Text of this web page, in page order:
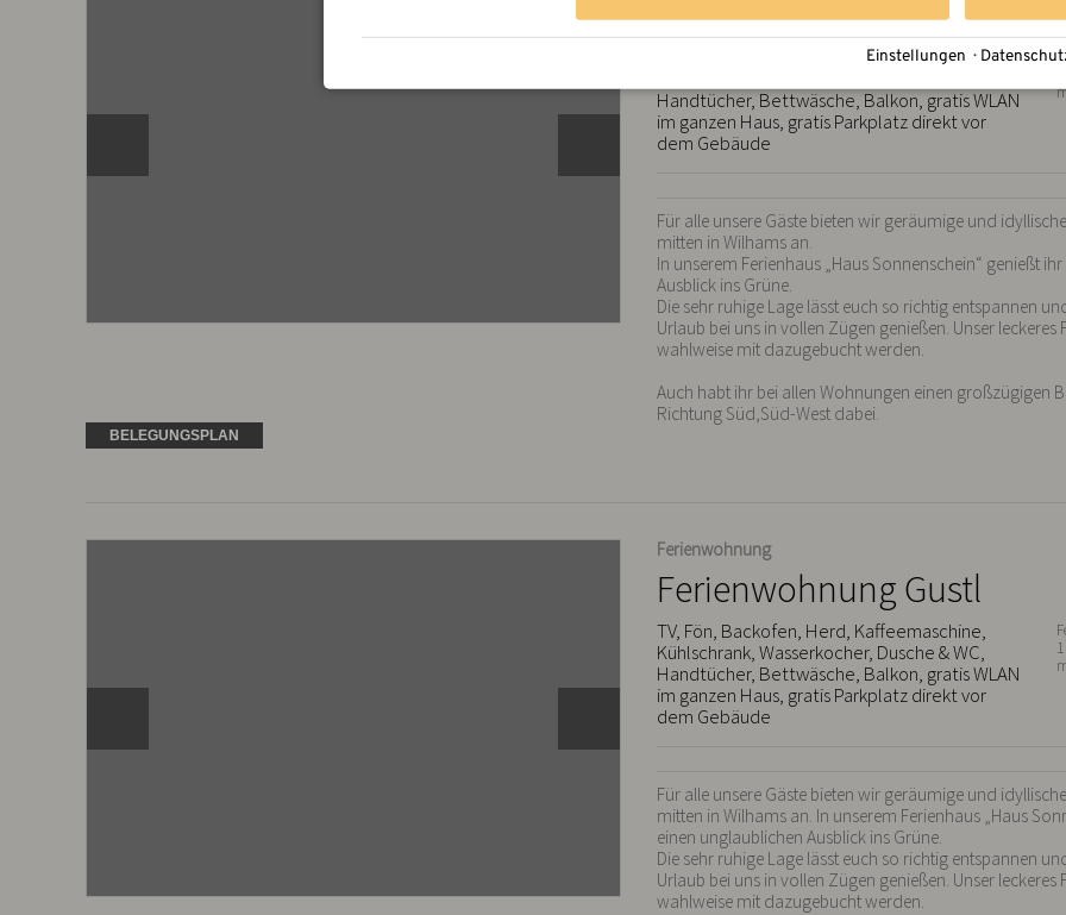
Ferienwohnung Fredl
TV, Fön, Backofen, Herd, Kaffeemaschine,
Handtücher, Bettwäsche, Balkon, gratis WLAN
im ganzen Haus, gratis Parkplatz direkt vor
dem Gebäude
Für alle unsere Gäste bieten wir geräumige und
mitten in Wilhams an.
In unserem Ferienhaus „Haus Sonnenschein“ genießt
Ausblick ins Grüne.
Die sehr ruhige Lage lässt euch so richtig entspannen
Urlaub bei uns in vollen Zügen genießen. Unser leckeres
wahlweise mit dazugebucht werden.
Auch habt ihr bei allen Wohnungen einen großzügigen
Richtung Süd,Süd-West dabei.
BELEGUNGSPLAN
Ferienwohnung
Ferienwohnung Gustl
TV, Fön, Backofen, Herd, Kaffeemaschine,
Kühlschrank, Wasserkocher, Dusche & WC,
Handtücher, Bettwäsche, Balkon, gratis WLAN
im ganzen Haus, gratis Parkplatz direkt vor
dem Gebäude
Für alle unsere Gäste bieten wir geräumige und
mitten in Wilhams an. In unserem Ferienhaus „Haus
einen unglaublichen Ausblick ins Grüne.
Die sehr ruhige Lage lässt euch so richtig entspannen
Urlaub bei uns in vollen Zügen genießen. Unser leckeres
wahlweise mit dazugebucht werden.
Einstellungen ·